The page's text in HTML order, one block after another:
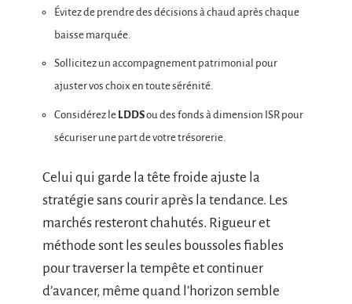
Évitez de prendre des décisions à chaud après chaque
baisse marquée.
Sollicitez un accompagnement patrimonial pour
ajuster vos choix en toute sérénité.
Considérez le LDDSou des fonds à dimension ISR pour
sécuriser une part de votre trésorerie.
Celui qui garde la tête froide ajuste la
stratégie sans courir après la tendance. Les
marchés resteront chahutés. Rigueur et
méthode sont les seules boussoles fiables
pour traverser la tempête et continuer
d’avancer, même quand l’horizon semble